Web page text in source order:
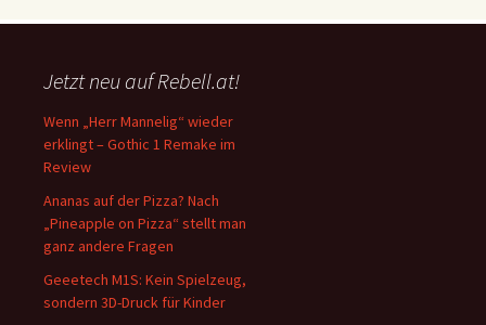
Jetzt neu auf Rebell.at!
Wenn „Herr Mannelig“ wieder
erklingt – Gothic 1 Remake im
Review
Ananas auf der Pizza? Nach
„Pineapple on Pizza“ stellt man
ganz andere Fragen
Geeetech M1S: Kein Spielzeug,
sondern 3D-Druck für Kinder